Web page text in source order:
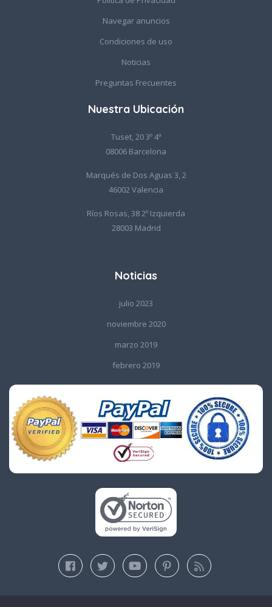
Navegar anuncios
Condiciones de uso
Noticias
Preguntas Frecuentes
Nuestra Ubicación
Tuset, 20 3º 4ª
08006 Barcelona
Marqués de Dos Aguas 3, 2
46002 Valencia
Ríos Rosas, 38 2º Izquierda
28003 Madrid
Noticias
julio 2023
noviembre 2020
marzo 2019
febrero 2019